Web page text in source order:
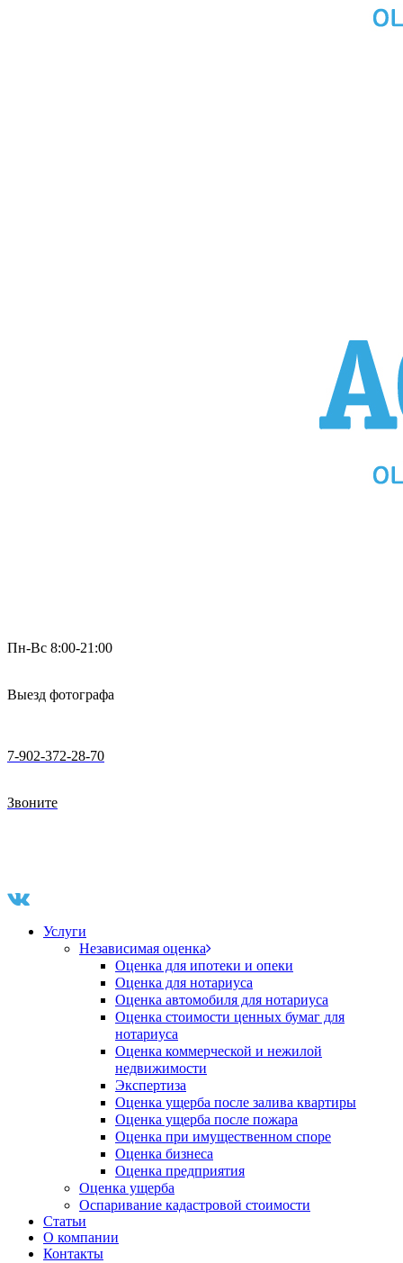
Пн-Вс 8:00-21:00
Выезд фотографа
7-902-372-28-70
Звоните
Услуги
Независимая оценка
Оценка для ипотеки и опеки
Оценка для нотариуса
Оценка автомобиля для нотариуса
Оценка стоимости ценных бумаг для
нотариуса
Оценка коммерческой и нежилой
недвижимости
Экспертиза
Оценка ущерба после залива квартиры
Оценка ущерба после пожара
Оценка при имущественном споре
Оценка бизнеса
Оценка предприятия
Оценка ущерба
Оспаривание кадастровой стоимости
Статьи
О компании
Контакты